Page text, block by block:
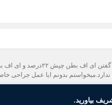
بدونم ایا عمل جراحی
بیاورید.